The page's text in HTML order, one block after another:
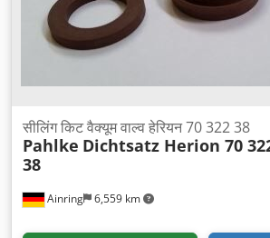
Ainring 6,559 km
सीलिंग किट वैक्यूम वाल्व हेरियन 70 322 38
Pahlke Dichtsatz Herion 70
38